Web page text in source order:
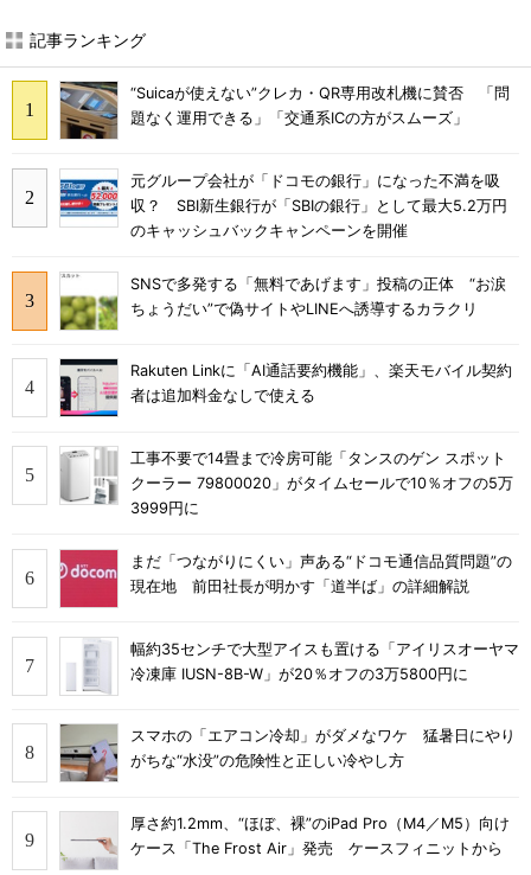
記事ランキング
“Suicaが使えない”クレカ・QR専用改札機に賛否 「問
題なく運用できる」「交通系ICの方がスムーズ」
元グループ会社が「ドコモの銀行」になった不満を吸
収？ SBI新生銀行が「SBIの銀行」として最大5.2万円
のキャッシュバックキャンペーンを開催
SNSで多発する「無料であげます」投稿の正体 “お涙
ちょうだい”で偽サイトやLINEへ誘導するカラクリ
Rakuten Linkに「AI通話要約機能」、楽天モバイル契約
者は追加料金なしで使える
工事不要で14畳まで冷房可能「タンスのゲン スポット
クーラー 79800020」がタイムセールで10％オフの5万
3999円に
まだ「つながりにくい」声ある“ドコモ通信品質問題”の
現在地 前田社長が明かす「道半ば」の詳細解説
幅約35センチで大型アイスも置ける「アイリスオーヤマ
冷凍庫 IUSN-8B-W」が20％オフの3万5800円に
スマホの「エアコン冷却」がダメなワケ 猛暑日にやり
がちな“水没”の危険性と正しい冷やし方
厚さ約1.2mm、“ほぼ、裸”のiPad Pro（M4／M5）向け
ケース「The Frost Air」発売 ケースフィニットから